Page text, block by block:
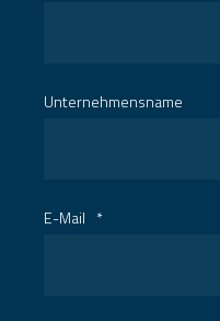
Unternehmensname
E-Mail *